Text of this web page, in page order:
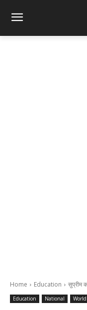
Home Education सुप्रीम
Education National World